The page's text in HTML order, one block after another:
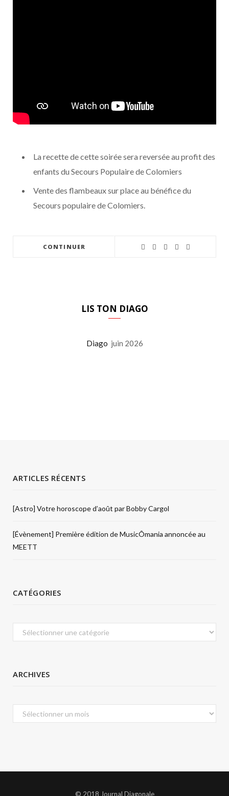
La recette de cette soirée sera reversée au profit des
enfants du Secours Populaire de Colomiers
Vente des flambeaux sur place au bénéfice du
Secours populaire de Colomiers.
CONTINUER
LIS TON DIAGO
Diago juin 2026
ARTICLES RÉCENTS
[Astro] Votre horoscope d’août par Bobby Cargol
[Évènement] Première édition de MusicÔmania annoncée au
MEETT
CATÉGORIES
Catégories
ARCHIVES
Archives
© 2018 Journal Diagonale